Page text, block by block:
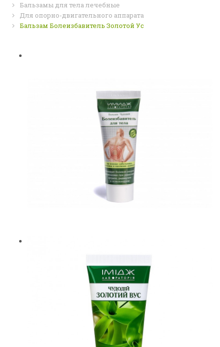
Бальзамы для тела лечебные
Для опорно-двигательного аппарата
Бальзам Болеизбавитель Золотой Ус